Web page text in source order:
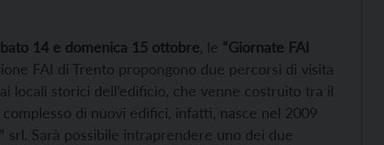
14 e domenica 15 ottobre, le “Giornate FAI
FAI di Trento propongono due percorsi di visita
locali storici dell’edificio, che venne costruito tra il
di nuovi edifici, infatti, nasce nel 2009
Sarà possibile intraprendere uno dei due